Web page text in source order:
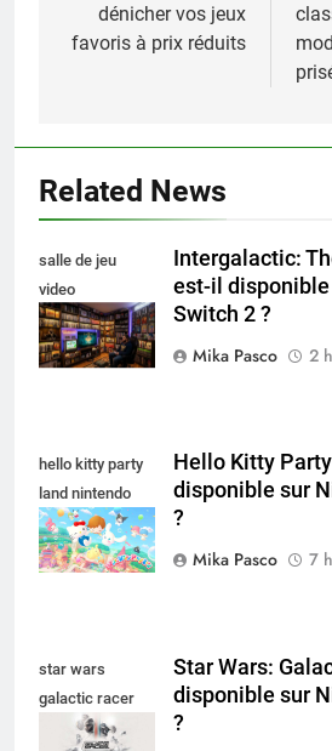
dénicher vos jeux
favoris à prix réduits
Related News
salle de jeu
video
collectionneur
Intergalactic:
est-il
Switch 2 ?
Mika Pasco
2
hello kitty party
land nintendo
switch
Hello Kitty
disponible sur
?
Mika Pasco
7
star wars
galactic racer
nintendo switch
Star Wars:
disponible sur
?